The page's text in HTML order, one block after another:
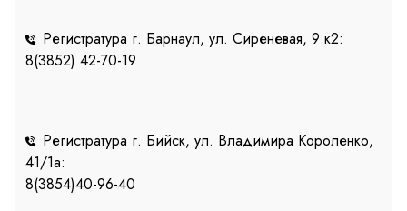
Регистратура г. Барнаул, ул. Сиреневая, 9 к2:
8(3852) 42-70-19
Регистратура г. Бийск, ул. Владимира Короленко,
41/1a:
8(3854)40-96-40